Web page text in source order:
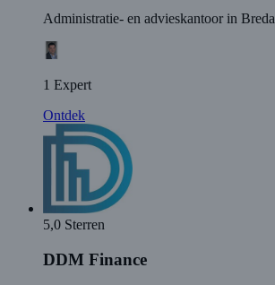
Administratie- en advieskantoor in Breda
1 Expert
Ontdek
5,0 Sterren
DDM Finance